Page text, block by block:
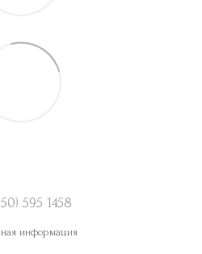
595 1458
информация